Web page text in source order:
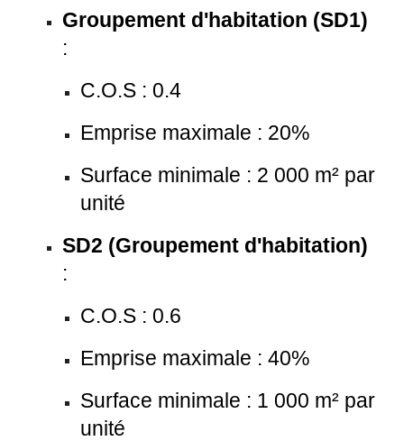
Groupement d'habitation (SD1)
:
C.O.S : 0.4
Emprise maximale : 20%
Surface minimale : 2 000 m² par
unité
SD2 (Groupement d'habitation)
:
C.O.S : 0.6
Emprise maximale : 40%
Surface minimale : 1 000 m² par
unité